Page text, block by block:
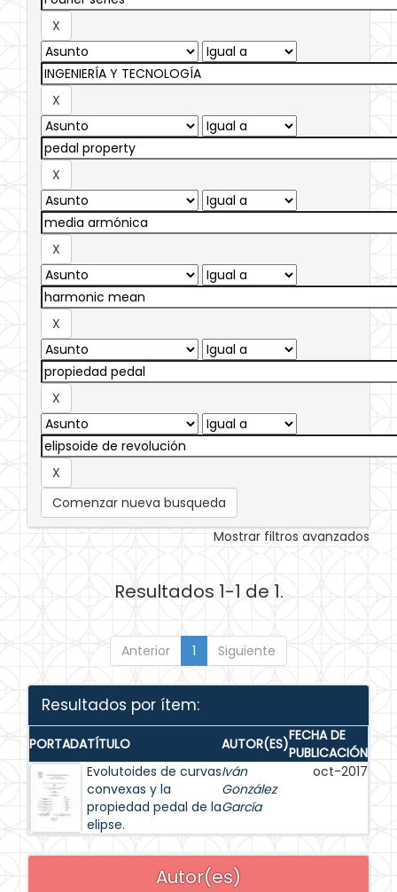
Comenzar nueva busqueda
Mostrar filtros avanzados
Resultados 1-1 de 1.
Anterior 1 Siguiente
Resultados por ítem:
PORTADATÍTULO AUTOR(ES)FECHA DE
PUBLICACIÓN
Evolutoides de curvas
convexas y la
propiedad pedal de la
elipse.
Iván
González
García
oct-2017
Autor(es)